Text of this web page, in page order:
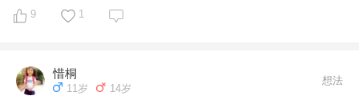
表达完意见，我也还会支持他的选择。
所以即使意见相左，如果他喜欢，我也会尊重。
第一本名著应该是“绿山墙的安妮”一年级还是二年级看的
9 1
惜桐
11岁 14岁
想法